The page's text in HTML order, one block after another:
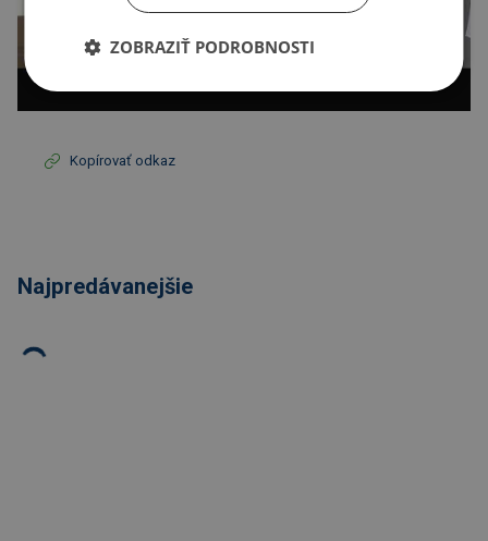
Kopírovať odkaz
Najpredávanejšie
ZOBRAZIŤ PODROBNOSTI